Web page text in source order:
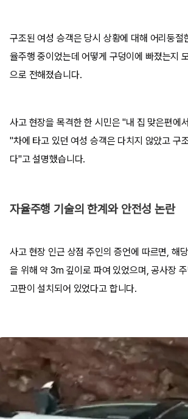
구조된 여성 승객은 당시 상황에 대해 어리둥절
율주행 중이었는데 어떻게 구덩이에 빠졌는지
으로 전해졌습니다.
사고 현장을 목격한 한 시민은 "내 집 맞은편에
"차에 타고 있던 여성 승객은 다치지 않았고 구
다"고 설명했습니다.
자율주행 기술의 한계와 안전성 논란
사고 현장 인근 상점 주인의 증언에 따르면, 해
을 위해 약 3m 깊이로 파여 있었으며, 공사장
고판이 설치되어 있었다고 합니다.